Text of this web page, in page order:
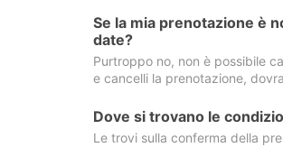
Se la mia prenotazione è
date?
Purtroppo no, non è possibile
e cancelli la prenotazione,
Dove si trovano le
Le trovi sulla conferma della